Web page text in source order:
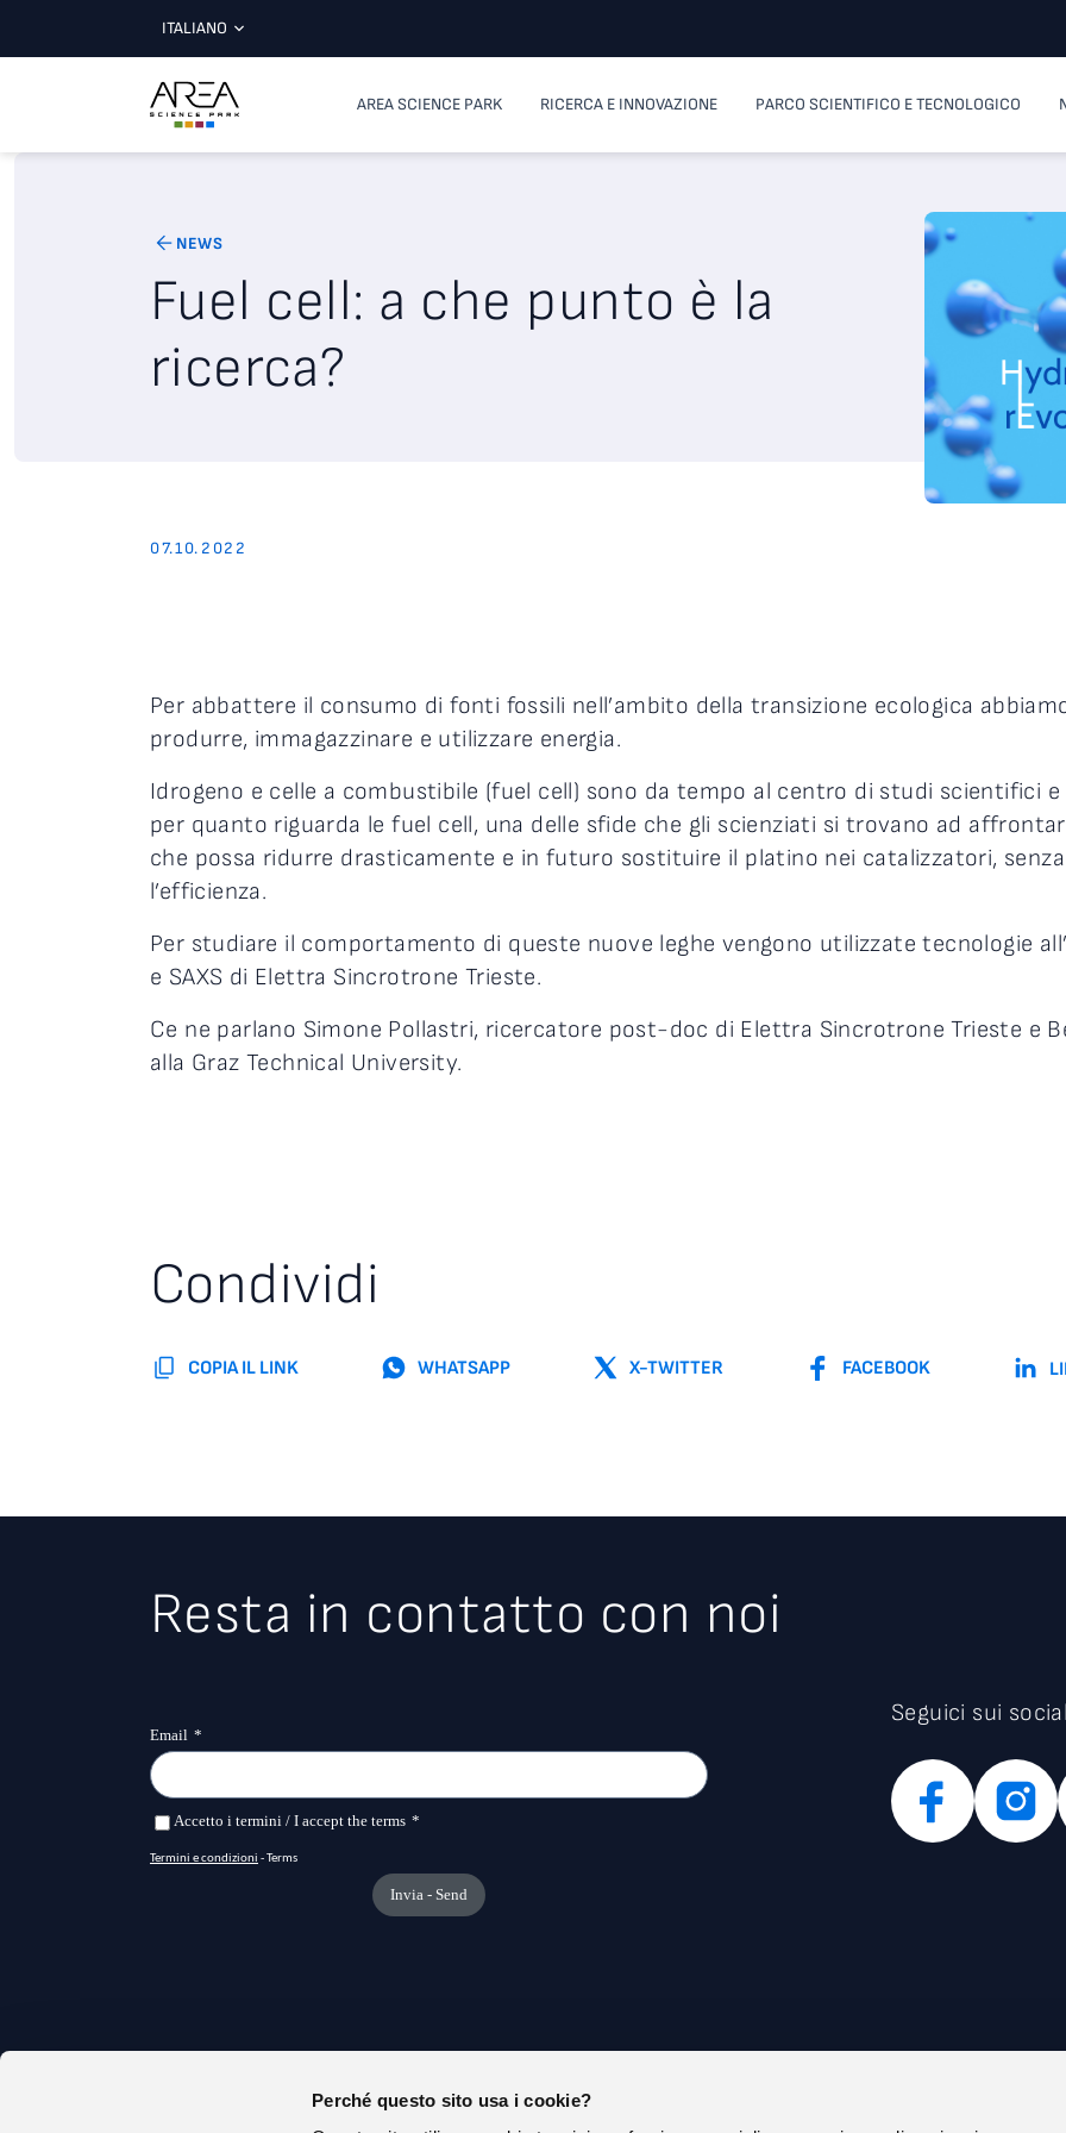
Perché questo sito usa i cookie?
ITALIANO
AREA SCIENCE PARK RICERCA E INNOVAZIONE PARCO SCIENTIFICO E TECNOLOGICO
NEWS
Fuel cell: a che punto è la
ricerca?
07.10.2022
Per abbattere il consumo di fonti fossili nell’ambito della transizione ecologica
produrre, immagazzinare e utilizzare energia.
Idrogeno e celle a combustibile (fuel cell) sono da tempo al centro di studi scientifici
per quanto riguarda le fuel cell, una delle sfide che gli scienziati si trovano ad
che possa ridurre drasticamente e in futuro sostituire il platino nei catalizzatori,
l’efficienza.
Per studiare il comportamento di queste nuove leghe vengono utilizzate tecnologie
e SAXS di Elettra Sincrotrone Trieste.
Ce ne parlano Simone Pollastri, ricercatore post-doc di Elettra Sincrotrone Trieste e
alla Graz Technical University.
Condividi
COPIA IL LINK WHATSAPP X-TWITTER FACEBOOK
Resta in contatto con noi
Seguici sui social